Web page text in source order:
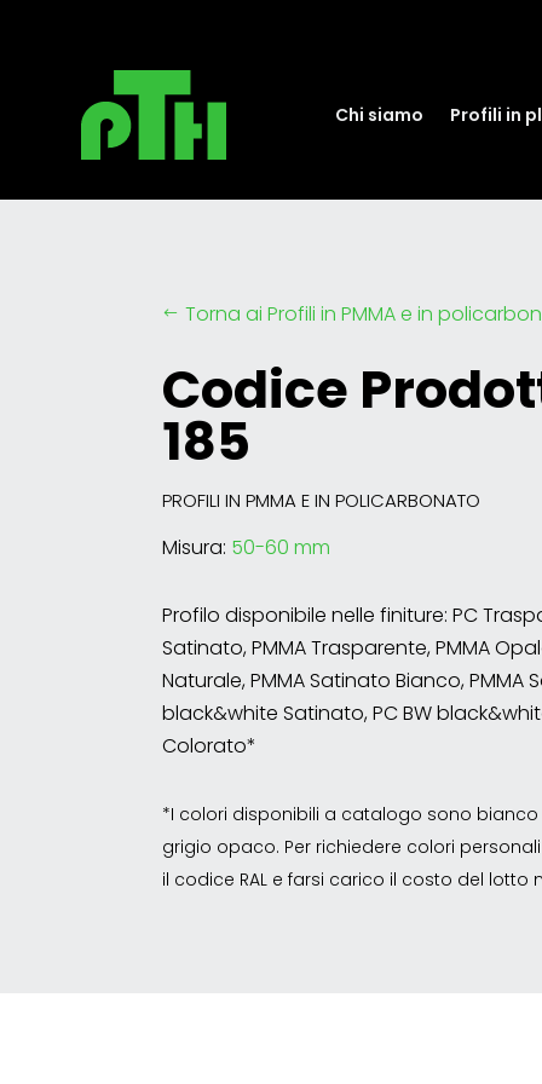
Chi siamo Profili in
# Torna ai Profili in PMMA e in
Codice
185
PROFILI IN PMMA E IN POLICARBONATO
Misura: 50-60 mm
Profilo disponibile nelle finiture: PC
Satinato, PMMA Trasparente, PMMA
Naturale, PMMA Satinato Bianco, PMMA
black&white Satinato, PC BW
Colorato*
*I colori disponibili a catalogo sono
grigio opaco. Per richiedere colori
il codice RAL e farsi carico il costo del